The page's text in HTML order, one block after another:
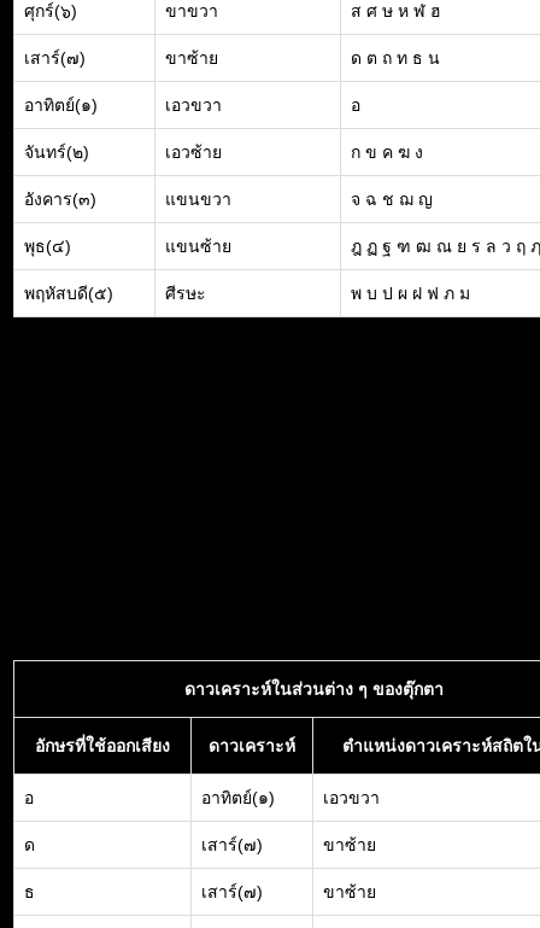
ศุกร์(๖) ขาขวา ส ศ ษ ห ฬ ฮ
เสาร์(๗) ขาซ้าย ด ต ถ ท ธ น
อาทิตย์(๑) เอวขวา อ
จันทร์(๒) เอวซ้าย ก ข ค ฆ ง
อังคาร(๓) แขนขวา จ ฉ ช ฌ ญ
พุธ(๔) แขนซ้าย ฎ ฏ ฐ ฑ ฒ ณ ย ร ล ว ฤ ฦ
พฤหัสบดี(๕) ศีรษะ พ บ ป ผ ฝ ฟ ภ ม
ดาวเคราะห์ในส่วนต่าง ๆ ของตุ๊กตา
อักษรที่ใช้ออกเสียง ดาวเคราะห์ ตำแหน่งดาวเคราะห์สถิตใ
อ อาทิตย์(๑) เอวขวา
ด เสาร์(๗) ขาซ้าย
ธ เสาร์(๗) ขาซ้าย